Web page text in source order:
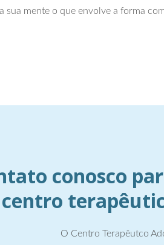
sua mente o que envolve a forma
conosco
centro
O Centro Terapêutco